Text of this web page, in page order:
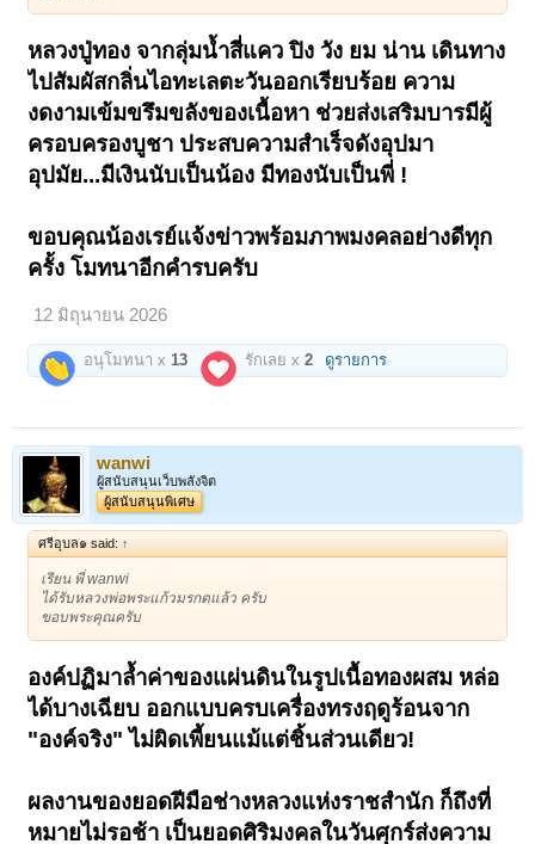
หลวงปู่ทอง จากลุ่มน้ำสี่แคว ปิง วัง ยม น่าน เดินทาง
ไปสัมผัสกลิ่นไอทะเลตะวันออกเรียบร้อย ความ
งดงามเข้มขรึมขลังของเนื้อหา ช่วยส่งเสริมบารมีผู้
ครอบครองบูชา ประสบความสำเร็จดังอุปมา
อุปมัย...มีเงินนับเป็นน้อง มีทองนับเป็นพี่ !
ขอบคุณน้องเรย์แจ้งข่าวพร้อมภาพมงคลอย่างดีทุก
ครั้ง โมทนาอีกคำรบครับ
12 มิถุนายน 2026
อนุโมทนา x13 รักเลย x2 ดูรายการ
wanwi
ผู้สนับสนุนเว็บพลังจิต
ผู้สนับสนุนพิเศษ
ศรีอุบล๑ said: ↑
เรียน พี่ wanwi
ได้รับหลวงพ่อพระแก้วมรกตแล้ว ครับ
ขอบพระคุณครับ
องค์ปฏิมาล้ำค่าของแผ่นดินในรูปเนื้อทองผสม หล่อ
ได้บางเฉียบ ออกแบบครบเครื่องทรงฤดูร้อนจาก
"องค์จริง" ไม่ผิดเพี้ยนแม้แต่ชิ้นส่วนเดียว!
ผลงานของยอดฝีมือช่างหลวงแห่งราชสำนัก ก็ถึงที่
หมายไม่รอช้า เป็นยอดศิริมงคลในวันศุกร์ส่งความ